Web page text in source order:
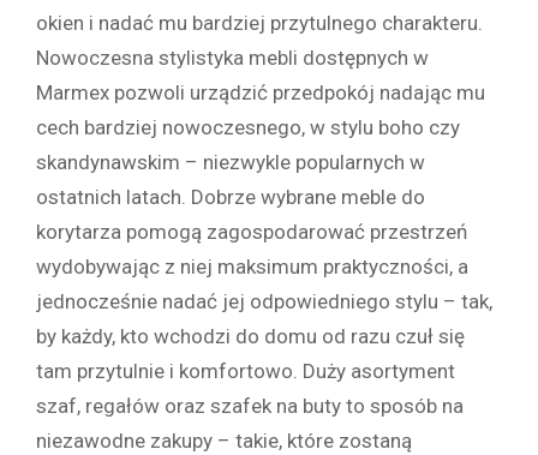
okien i nadać mu bardziej przytulnego charakteru.
Nowoczesna stylistyka mebli dostępnych w
Marmex pozwoli urządzić przedpokój nadając mu
cech bardziej nowoczesnego, w stylu boho czy
skandynawskim – niezwykle popularnych w
ostatnich latach. Dobrze wybrane meble do
korytarza pomogą zagospodarować przestrzeń
wydobywając z niej maksimum praktyczności, a
jednocześnie nadać jej odpowiedniego stylu – tak,
by każdy, kto wchodzi do domu od razu czuł się
tam przytulnie i komfortowo. Duży asortyment
szaf, regałów oraz szafek na buty to sposób na
niezawodne zakupy – takie, które zostaną